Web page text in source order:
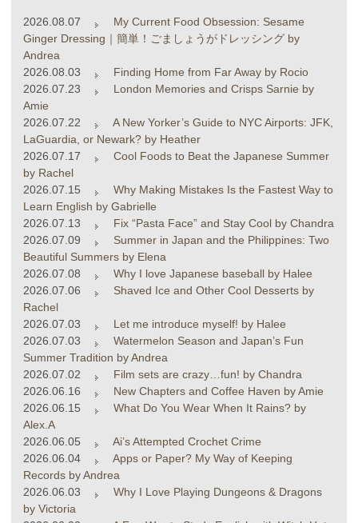
2026.08.07
My Current Food Obsession: Sesame
Ginger Dressing｜簡単！ごましょうがドレッシング by
Andrea
2026.08.03
Finding Home from Far Away by Rocio
2026.07.23
London Memories and Crisps Sarnie by
Amie
2026.07.22
A New Yorker’s Guide to NYC Airports: JFK,
LaGuardia, or Newark? by Heather
2026.07.17
Cool Foods to Beat the Japanese Summer
by Rachel
2026.07.15
Why Making Mistakes Is the Fastest Way to
Learn English by Gabrielle
2026.07.13
Fix “Pasta Face” and Stay Cool by Chandra
2026.07.09
Summer in Japan and the Philippines: Two
Beautiful Summers by Elena
2026.07.08
Why I love Japanese baseball by Halee
2026.07.06
Shaved Ice and Other Cool Desserts by
Rachel
2026.07.03
Let me introduce myself! by Halee
2026.07.03
Watermelon Season and Japan’s Fun
Summer Tradition by Andrea
2026.07.02
Film sets are crazy…fun! by Chandra
2026.06.16
New Chapters and Coffee Haven by Amie
2026.06.15
What Do You Wear When It Rains? by
Alex.A
2026.06.05
Ai’s Attempted Crochet Crime
2026.06.04
Apps or Paper? My Way of Keeping
Records by Andrea
2026.06.03
Why I Love Playing Dungeons & Dragons
by Victoria